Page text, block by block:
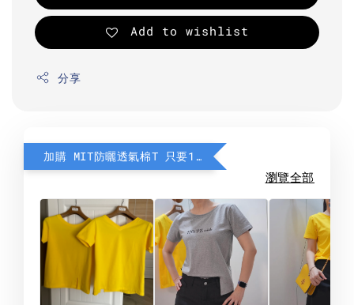
Add to wishlist
分享
加購 MIT防曬透氣棉T 只要190元
瀏覽全部